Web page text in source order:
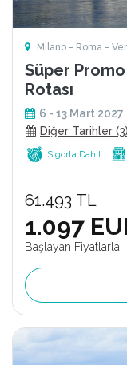
Milano - Roma -
Süper
Rotası
6 - 13 Mart 2027
Diğer Tarihler (3)
Sigorta Dahil
61.493 TL
1.097
Başlayan Fiyatlarla